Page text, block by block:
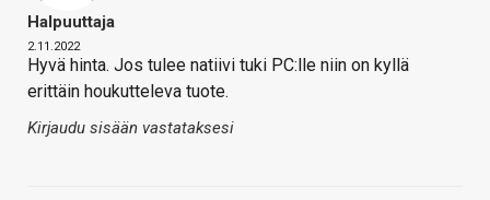
Halpuuttaja
2.11.2022
Hyvä hinta. Jos tulee natiivi tuki PC:lle niin on kyllä
erittäin houkutteleva tuote.
Kirjaudu sisään vastataksesi